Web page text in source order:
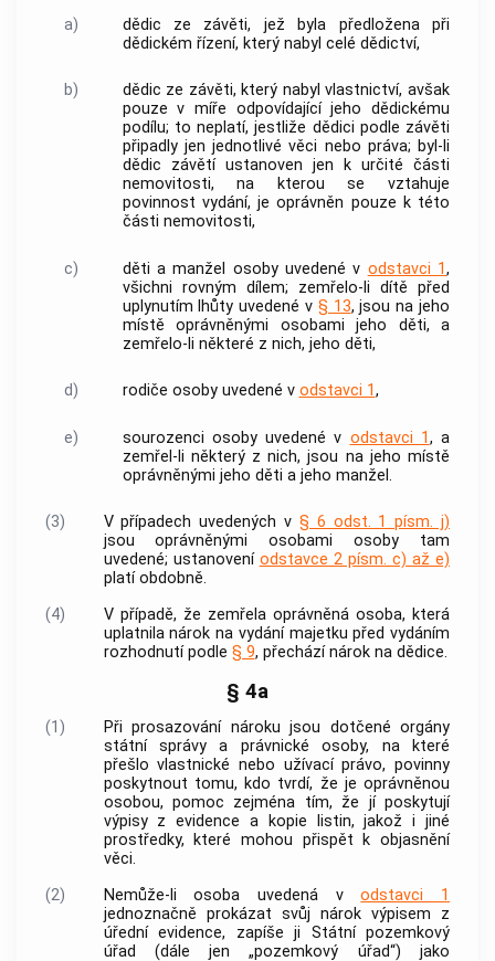
a)
dědic ze závěti, jež byla předložena při
dědickém řízení, který nabyl celé dědictví,
b)
dědic ze závěti, který nabyl vlastnictví, avšak
pouze v míře odpovídající jeho dědickému
podílu; to neplatí, jestliže dědici podle závěti
připadly jen jednotlivé věci nebo práva; byl-li
dědic závětí ustanoven jen k určité části
nemovitosti, na kterou se vztahuje
povinnost vydání, je oprávněn pouze k této
části nemovitosti,
c) děti a manžel osoby uvedené v odstavci 1,
všichni rovným dílem; zemřelo-li dítě před
uplynutím lhůty uvedené v § 13, jsou na jeho
místěoprávněnými osobami jeho děti, a
zemřelo-li některé z nich, jeho děti,
d) rodiče osoby uvedené v odstavci 1,
e) sourozenci osoby uvedené v odstavci 1, a
zemřel-li některý z nich, jsou na jeho místě
oprávněnými jeho děti a jeho manžel.
(3) V případech uvedených v § 6 odst. 1 písm. j)
jsouoprávněnými osobami osoby tam
uvedené; ustanovení odstavce 2 písm. c) až e)
platí obdobně.
(4)
V případě, že zemřela oprávněná osoba, která
uplatnila nárok na vydání majetku před vydáním
rozhodnutí podle § 9, přechází nárok na dědice.
§ 4a
(1)
Při prosazování nároku jsou dotčené orgány
státní správy a právnické osoby, na které
přešlo vlastnické nebo užívací právo, povinny
poskytnout tomu, kdo tvrdí, že je oprávněnou
osobou, pomoc zejména tím, že jí poskytují
výpisy z evidence a kopie listin, jakož i jiné
prostředky, které mohou přispět k objasnění
věci.
(2)
Nemůže-li osoba uvedená vodstavci 1
jednoznačně prokázat svůj nárok výpisem z
úřední evidence, zapíše ji Státní pozemkový
úřad (dále jen „pozemkový úřad“) jako